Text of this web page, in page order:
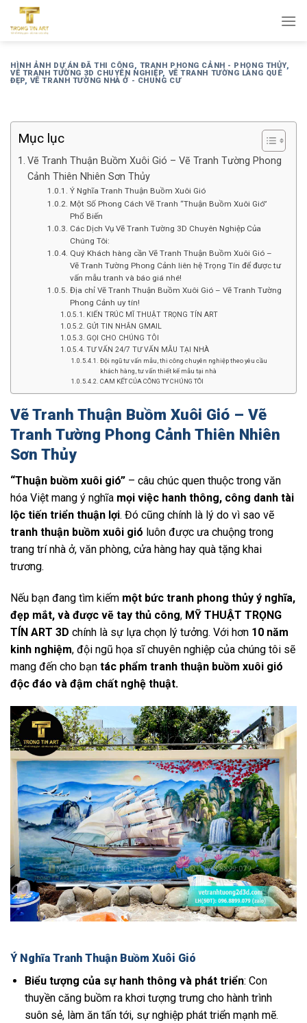
qua
dungHÌNH ẢNH DỰ ÁN ĐÃ THI CÔNG, TRANH PHONG CẢNH - PHONG THỦY,
VẼ TRANH TƯỜNG 3D CHUYÊN NGHIỆP, VẼ TRANH TƯỜNG LÀNG QUÊ
ĐẸP, VẼ TRANH TƯỜNG NHÀ Ở - CHUNG CƯ
Mục lục
Vẽ Tranh Thuận Buồm Xuôi Gió – Vẽ Tranh Tường Phong
Cảnh Thiên Nhiên Sơn Thủy
Ý Nghĩa Tranh Thuận Buồm Xuôi Gió
Một Số Phong Cách Vẽ Tranh “Thuận Buồm Xuôi Gió”
Phổ Biến
Các Dịch Vụ Vẽ Tranh Tường 3D Chuyên Nghiệp Của
Chúng Tôi:
Quý Khách hàng cần Vẽ Tranh Thuận Buồm Xuôi Gió –
Vẽ Tranh Tường Phong Cảnh liên hệ Trọng Tín để được tư
vấn mẫu tranh và báo giá nhé!
Địa chỉ Vẽ Tranh Thuận Buồm Xuôi Gió – Vẽ Tranh Tường
Phong Cảnh uy tín!
KIẾN TRÚC MĨ THUẬT TRỌNG TÍN ART
GỬI TIN NHẮN GMAIL
GỌI CHO CHÚNG TÔI
TƯ VẤN 24/7 TƯ VẤN MẪU TẠI NHÀ
Đội ngũ tư vấn mẫu, thi công chuyên nghiệp theo yêu cầu
khách hàng, tư vấn thiết kế mẫu tại nhà
CAM KẾT CỦA CÔNG TY CHÚNG TÔI
Vẽ Tranh Thuận Buồm Xuôi Gió – Vẽ
Tranh Tường Phong Cảnh Thiên Nhiên
Sơn Thủy
“Thuận buồm xuôi gió” – câu chúc quen thuộc trong văn
hóa Việt mang ý nghĩa mọi việc hanh thông, công danh tài
lộc tiến triển thuận lợi. Đó cũng chính là lý do vì sao vẽ
tranh thuận buồm xuôi gió luôn được ưa chuộng trong
trang trí nhà ở, văn phòng, cửa hàng hay quà tặng khai
trương.
Nếu bạn đang tìm kiếm một bức tranh phong thủy ý nghĩa,
đẹp mắt, và được vẽ tay thủ công, MỸ THUẬT TRỌNG
TÍN ART 3D chính là sự lựa chọn lý tưởng. Với hơn 10 năm
kinh nghiệm, đội ngũ họa sĩ chuyên nghiệp của chúng tôi sẽ
mang đến cho bạn tác phẩm tranh thuận buồm xuôi gió
độc đáo và đậm chất nghệ thuật.
Ý Nghĩa Tranh Thuận Buồm Xuôi Gió
Biểu tượng của sự hanh thông và phát triển: Con
thuyền căng buồm ra khơi tượng trưng cho hành trình
suôn sẻ, làm ăn tấn tới, sự nghiệp phát triển mạnh mẽ.